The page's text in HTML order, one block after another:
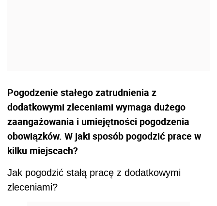
Pogodzenie stałego zatrudnienia z
dodatkowymi zleceniami wymaga dużego
zaangażowania i umiejętności pogodzenia
obowiązków. W jaki sposób pogodzić prace w
kilku miejscach?
Jak pogodzić stałą pracę z dodatkowymi
zleceniami?